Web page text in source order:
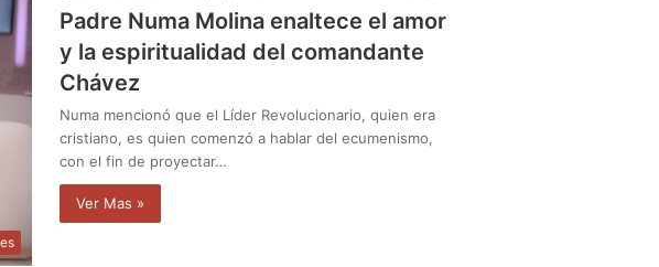
Padre Numa Molina enaltece el amor
y la espiritualidad del comandante
Chávez
Numa mencionó que el Líder Revolucionario, quien era
cristiano, es quien comenzó a hablar del ecumenismo,
con el fin de proyectar…
Ver Mas »